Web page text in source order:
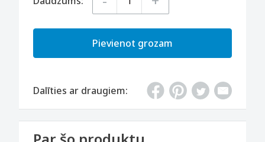
Pievienot grozam
Dalīties ar draugiem: